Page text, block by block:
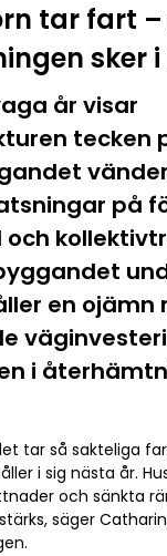
tar fart
sker
år visar
tecken
på
en ojämn
i
tar så sakteliga
i sig nästa år.
och sänkta
säger